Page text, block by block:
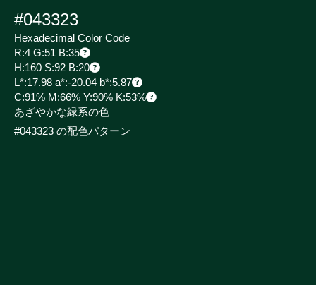
#043323
Hexadecimal Color Code
R:4 G:51 B:35
H:160 S:92 B:20
L*:17.98 a*:-20.04 b*:5.87
C:91% M:66% Y:90% K:53%
あざやかな緑系の色
#043323 の配色パターン